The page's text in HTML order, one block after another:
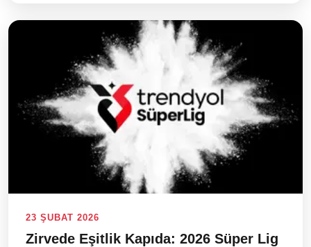
23 ŞUBAT 2026
Zirvede Eşitlik Kapıda: 2026 Süper Lig